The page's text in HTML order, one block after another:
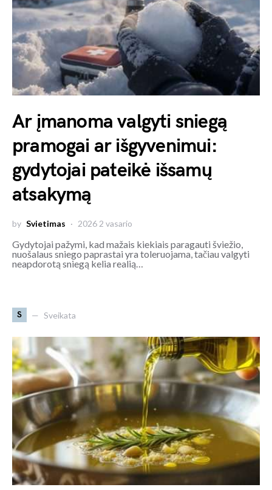
Ar įmanoma valgyti sniegą
pramogai ar išgyvenimui:
gydytojai pateikė išsamų
atsakymą
by Svietimas 2026 2 vasario
Gydytojai pažymi, kad mažais kiekiais paragauti šviežio,
nuošalaus sniego paprastai yra toleruojama, tačiau valgyti
neapdorotą sniegą kelia realią…
S Sveikata